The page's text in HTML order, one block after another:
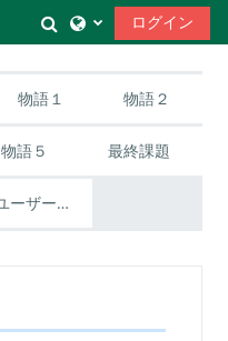
検索入力に切り替
ログイン
物語１ 物語２
物語５ 最終課題
キックオフミーティング（有料ユーザー0期のみ）